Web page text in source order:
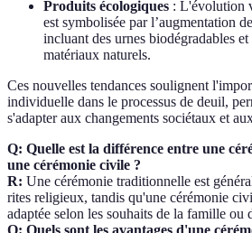
Produits écologiques : L'évolution
est symbolisée par l’augmentation
incluant des urnes biodégradables
matériaux naturels.
Ces nouvelles tendances soulignent
individuelle dans le processus de deuil,
s'adapter aux changements sociétaux et
Q: Quelle est la différence entre une
une cérémonie civile ?
R: Une cérémonie traditionnelle est
rites religieux, tandis qu'une cérémonie
adaptée selon les souhaits de la famille ou